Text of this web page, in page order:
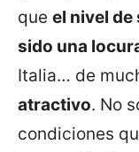
que el nivel
sido una
Italia… de
atractivo. No
condiciones